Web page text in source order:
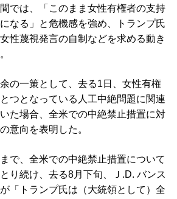
では、「このまま女性有権者の支持
なる」と危機感を強め、トランプ氏
性蔑視発言の自制などを求める動き
の一策として、去る1日、女性有権
つとなっている人工中絶問題に関連
た場合、全米での中絶禁止措置に対
意向を表明した。
で、全米での中絶禁止措置について
り続け、去る8月下旬、Ｊ.D. バンス
「トランプ氏は（大統領として）全